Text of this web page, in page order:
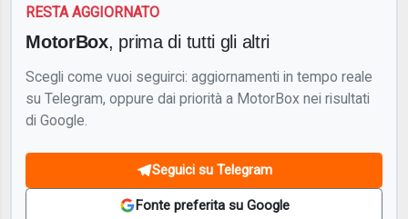
RESTA AGGIORNATO
MotorBox, prima di tutti gli altri
Scegli come vuoi seguirci: aggiornamenti in tempo reale
su Telegram, oppure dai priorità a MotorBox nei risultati
di Google.
Seguici su Telegram
Fonte preferita su Google